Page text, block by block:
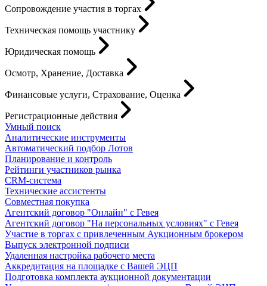
Сопровождение участия в торгах
Техническая помощь участнику
Юридическая помощь
Осмотр, Хранение, Доставка
Финансовые услуги, Страхование, Оценка
Регистрационные действия
Умный поиск
Аналитические инструменты
Автоматический подбор Лотов
Планирование и контроль
Рейтинги участников рынка
CRM-система
Технические ассистенты
Совместная покупка
Агентский договор "Онлайн" с Гевея
Агентский договор "На персональных условиях" с Гевея
Участие в торгах с привлеченным Аукционным брокером
Выпуск электронной подписи
Удаленная настройка рабочего места
Аккредитация на площадке с Вашей ЭЦП
Подготовка комплекта аукционной документации